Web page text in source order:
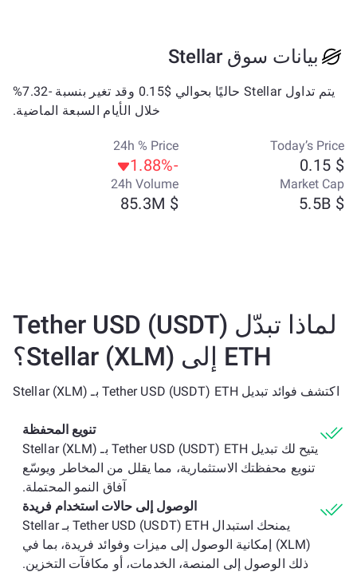
بيانات سوق Stellar
يتم تداول Stellar حاليًا بحوالي $0.15 وقد تغير بنسبة -7.32%
خلال الأيام السبعة الماضية.
Today’s Price
$ 0.15
24h % Price
-1.88%
Market Cap
$ 5.5B
24h Volume
$ 85.3M
لماذا تبدّل Tether USD (USDT)
ETH إلى Stellar (XLM)؟
اكتشف فوائد تبديل Tether USD (USDT) ETH بـ Stellar (XLM)
تنويع المحفظة
يتيح لك تبديل Tether USD (USDT) ETH بـ Stellar (XLM)
تنويع محفظتك الاستثمارية، مما يقلل من المخاطر ويوسّع
آفاق النمو المحتملة.
الوصول إلى حالات استخدام فريدة
يمنحك استبدال Tether USD (USDT) ETH بـ Stellar
(XLM) إمكانية الوصول إلى ميزات وفوائد فريدة، بما في
ذلك الوصول إلى المنصة، الخدمات، أو مكافآت التخزين.